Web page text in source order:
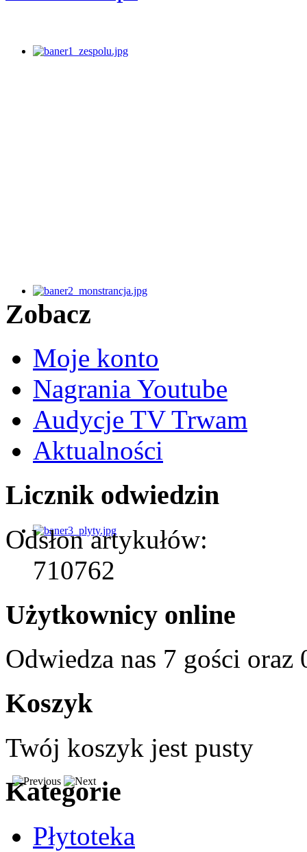
Zobacz
Moje konto
Nagrania Youtube
Audycje TV Trwam
Aktualności
Licznik odwiedzin
Odsłon artykułów:
710762
Użytkownicy online
Odwiedza nas 7 gości
Koszyk
Twój koszyk jest pusty
Kategorie
Płytoteka